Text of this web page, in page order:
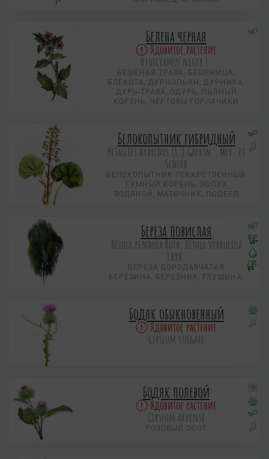
Белена черная
Ядовитое растение
Hyoscyamus niger L.
БЕШЕНАЯ ТРАВА, БЕШЕНИЦА,
БЛЕКОТА, ДУРНОПЬЯН, ДУРНИКА,
ДУРЬ-ТРАВА, ОДУРЬ, ПЬЯНЫЙ
КОРЕНЬ, ЧЁРТОВЫ ГОРЛАЧИКИ
Белокопытник гибридный
Petasites hybridus (L.) Gaertn., Mey. et
Scherb
БЕЛОКОПЫТНИК ЛЕКАРСТВЕННЫЙ
ГУМНЫЙ КОРЕНЬ, ЛОПУХ
ВОДЯНОЙ, МАТОЧНИК, ПОДБЕЛ
Береза повислая
Betula pendula Roth, Betula verrucosa
Ehrh.
БЕРЕЗА БОРОДАВЧАТАЯ
БЕРЕЗИНА, БЕРЕЗНИК, ГЛУШИНА.
Бодяк обыкновенный
Ядовитое растение
Cirsium vulgare
Бодяк полевой
Ядовитое растение
Cirsium arvense
РОЗОВЫЙ ОСОТ